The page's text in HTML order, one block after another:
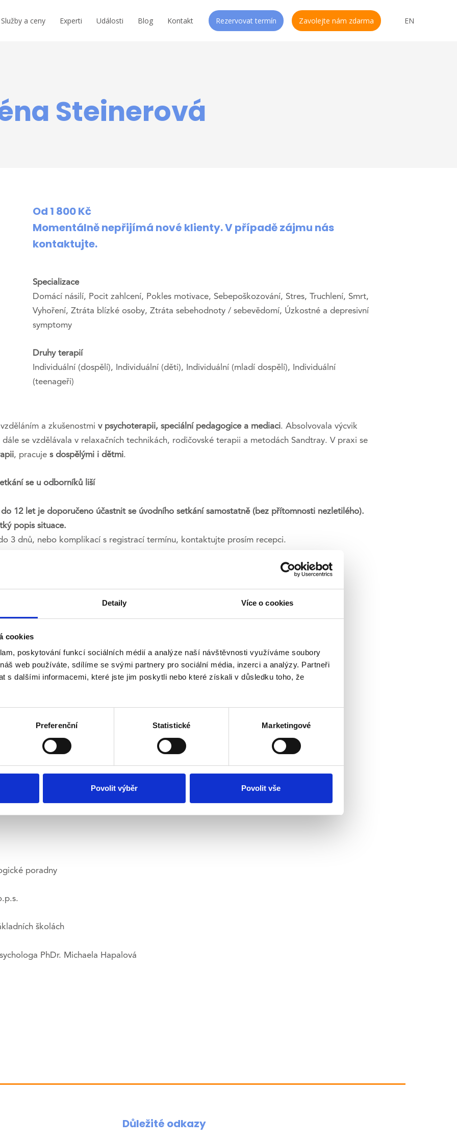
Detaily Více o cookies
cookies
poskytování funkcí sociálních médií a analýze naší návštěvnosti využíváme soubory
web používáte, sdílíme se svými partnery pro sociální média, inzerci a analýzy. Partneři
s dalšími informacemi, které jste jim poskytli nebo které získali v důsledku toho, že
Preferenční Statistické Marketingové
Povolit výběr Povolit vše
Služby a ceny Experti Události Blog Kontakt Rezervovat termín Zavolejte nám zdarma CS
EN
Steinerová
Od 1 800 Kč
Momentálně nepřijímá nové klienty. V případě zájmu nás
kontaktujte.
Specializace
Domácí násilí, Pocit zahlcení, Pokles motivace, Sebepoškozování, Stres, Truchlení, Smrt,
Vyhoření, Ztráta blízké osoby, Ztráta sebehodnoty / sebevědomí, Úzkostné a depresivní
symptomy
Druhy terapií
Individuální (dospělí), Individuální (děti), Individuální (mladí dospělí), Individuální
(teenageři)
a zkušenostmi v psychoterapii, speciální pedagogice a mediaci. Absolvovala výcvik
se vzdělávala v relaxačních technikách, rodičovské terapii a metodách Sandtray. V praxi se
, pracuje s dospělými i dětmi.
se u odborníků liší
12 let je doporučeno účastnit se úvodního setkání samostatně (bez přítomnosti nezletilého).
popis situace.
3 dnů, nebo komplikací s registrací termínu, kontaktujte prosím recepci.
psychoterapii (ukončená část sebezkušenostní) | Institut aplikované psychoanalýzy
škola psychosociálních studií
rodičovská terapie) | Mansio, Brno
| Asociace mediátorů, Praha
pískovištěm) | b-creative, Brno
Galusová
hrou v Bratislavě
kartami | Inštitút osobnostného rozvoja, Piešťany
poradny
školách
PhDr. Michaela Hapalová
Důležité odkazy